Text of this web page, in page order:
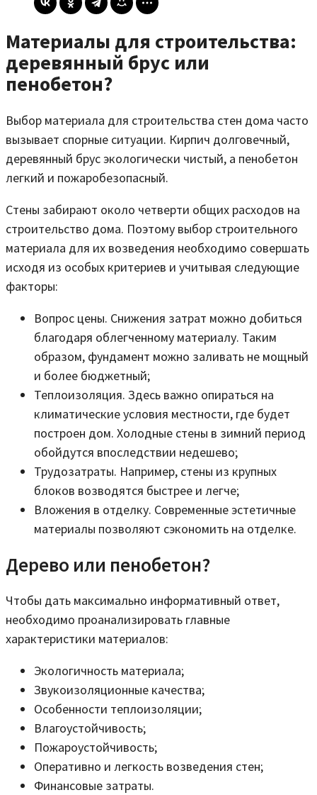
Материалы для строительства:
деревянный брус или
пенобетон?
Выбор материала для строительства стен дома часто
вызывает спорные ситуации. Кирпич долговечный,
деревянный брус экологически чистый, а пенобетон
легкий и пожаробезопасный.
Стены забирают около четверти общих расходов на
строительство дома. Поэтому выбор строительного
материала для их возведения необходимо совершать
исходя из особых критериев и учитывая следующие
факторы:
Вопрос цены. Снижения затрат можно добиться
благодаря облегченному материалу. Таким
образом, фундамент можно заливать не мощный
и более бюджетный;
Теплоизоляция. Здесь важно опираться на
климатические условия местности, где будет
построен дом. Холодные стены в зимний период
обойдутся впоследствии недешево;
Трудозатраты. Например, стены из крупных
блоков возводятся быстрее и легче;
Вложения в отделку. Современные эстетичные
материалы позволяют сэкономить на отделке.
Дерево или пенобетон?
Чтобы дать максимально информативный ответ,
необходимо проанализировать главные
характеристики материалов:
Экологичность материала;
Звукоизоляционные качества;
Особенности теплоизоляции;
Влагоустойчивость;
Пожароустойчивость;
Оперативно и легкость возведения стен;
Финансовые затраты.